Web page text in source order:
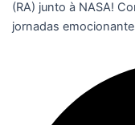
(RA) junto à NASA!
jornadas